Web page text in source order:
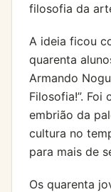
filosofia da
A ideia ficou
quarenta
Armando
Filosofia!”. Foi
embrião da
cultura no
para mais de
Os quarenta